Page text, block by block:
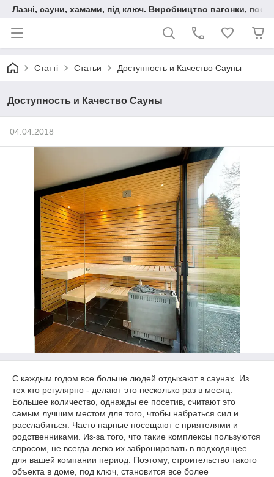
Лазні, сауни, хамами, під ключ. Виробництво вагонки,
Статті Статьи Доступность и Качество Сауны
Доступность и Качество Сауны
04.04.2018
С каждым годом все больше людей отдыхают в саунах. Из
тех кто регулярно - делают это несколько раз в месяц.
Большее количество, однажды ее посетив, считают это
самым лучшим местом для того, чтобы набраться сил и
расслабиться. Часто парные посещают с приятелями и
родственниками. Из-за того, что такие комплексы пользуются
спросом, не всегда легко их забронировать в подходящее
для вашей компании период. Поэтому, строительство такого
объекта в доме, под ключ, становится все более